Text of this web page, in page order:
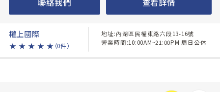
聯絡我們 查看詳情
權上國際
★ ★ ★ ★ ★ （0件）
地址:內湖區民權東路六段13-16號
營業時間:10:00AM~21:00PM 周日公休